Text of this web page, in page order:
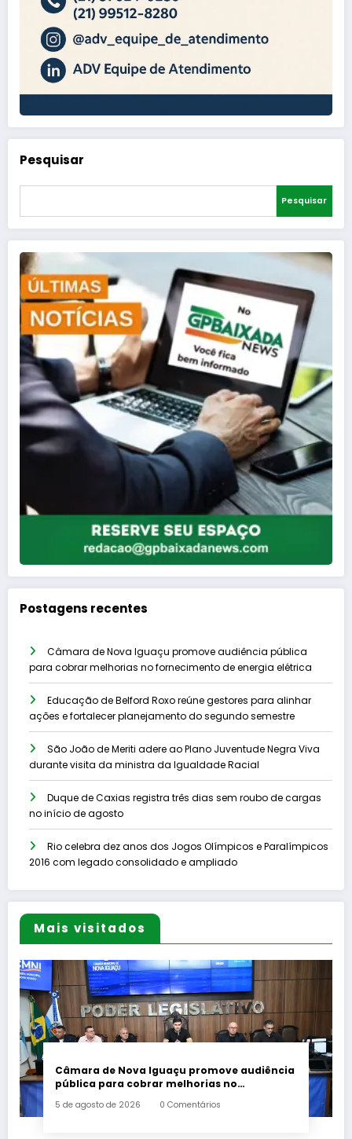
Pesquisar
Pesquisar
Postagens recentes
Câmara de Nova Iguaçu promove audiência pública
para cobrar melhorias no fornecimento de energia elétrica
Educação de Belford Roxo reúne gestores para alinhar
ações e fortalecer planejamento do segundo semestre
São João de Meriti adere ao Plano Juventude Negra Viva
durante visita da ministra da Igualdade Racial
Duque de Caxias registra três dias sem roubo de cargas
no início de agosto
Rio celebra dez anos dos Jogos Olímpicos e Paralímpicos
2016 com legado consolidado e ampliado
Mais visitados
Câmara de Nova Iguaçu promove audiência
pública para cobrar melhorias no
5 de agosto de 2026 0 Comentários